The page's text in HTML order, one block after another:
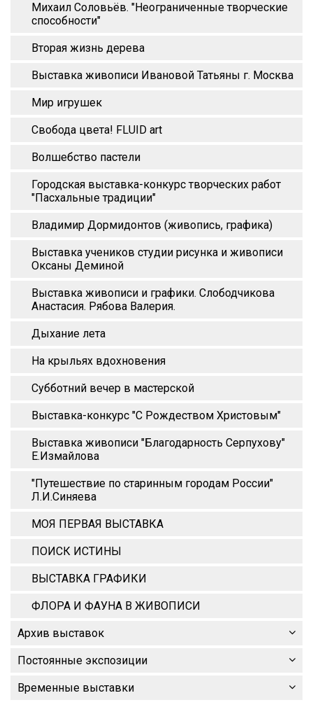
Михаил Соловьёв. "Неограниченные творческие
способности"
Вторая жизнь дерева
Выставка живописи Ивановой Татьяны г. Москва
Мир игрушек
Свобода цвета! FLUID art
Волшебство пастели
Городская выставка-конкурс творческих работ
"Пасхальные традиции"
Владимир Дормидонтов (живопись, графика)
Выставка учеников студии рисунка и живописи
Оксаны Деминой
Выставка живописи и графики. Слободчикова
Анастасия. Рябова Валерия.
Дыхание лета
На крыльях вдохновения
Субботний вечер в мастерской
Выставка-конкурс "С Рождеством Христовым"
Выставка живописи "Благодарность Серпухову"
Е.Измайлова
"Путешествие по старинным городам России"
Л.И.Синяева
МОЯ ПЕРВАЯ ВЫСТАВКА
ПОИСК ИСТИНЫ
ВЫСТАВКА ГРАФИКИ
ФЛОРА И ФАУНА В ЖИВОПИСИ
Архив выставок
Постоянные экспозиции
Временные выставки